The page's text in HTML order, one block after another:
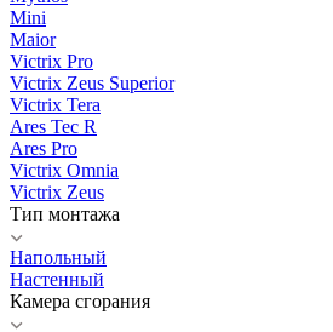
Mini
Maior
Victrix Pro
Victrix Zeus Superior
Victrix Tera
Ares Tec R
Ares Pro
Victrix Omnia
Victrix Zeus
Тип монтажа
Напольный
Настенный
Камера сгорания